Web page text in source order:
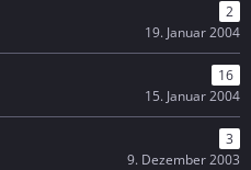
2
19. Januar 2004
16
15. Januar 2004
3
9. Dezember 2003